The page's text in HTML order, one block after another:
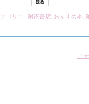
テゴリー : 附家書店, おすすめ本
「